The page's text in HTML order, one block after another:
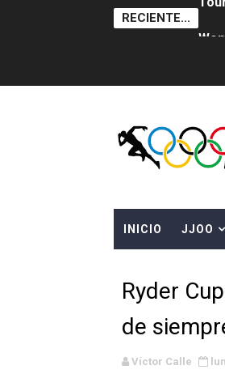
RECIENTE...
INICIO JJOO
Ryder
de
Víctor Calle